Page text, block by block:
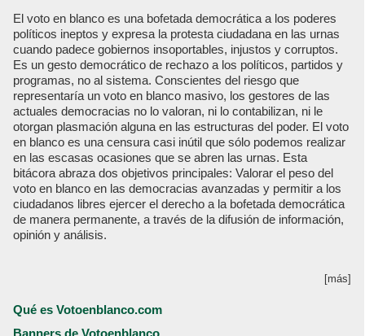
El voto en blanco es una bofetada democrática a los poderes
políticos ineptos y expresa la protesta ciudadana en las urnas
cuando padece gobiernos insoportables, injustos y corruptos.
Es un gesto democrático de rechazo a los políticos, partidos y
programas, no al sistema. Conscientes del riesgo que
representaría un voto en blanco masivo, los gestores de las
actuales democracias no lo valoran, ni lo contabilizan, ni le
otorgan plasmación alguna en las estructuras del poder. El voto
en blanco es una censura casi inútil que sólo podemos realizar
en las escasas ocasiones que se abren las urnas. Esta
bitácora abraza dos objetivos principales: Valorar el peso del
voto en blanco en las democracias avanzadas y permitir a los
ciudadanos libres ejercer el derecho a la bofetada democrática
de manera permanente, a través de la difusión de información,
opinión y análisis.
[más]
Qué es Votoenblanco.com